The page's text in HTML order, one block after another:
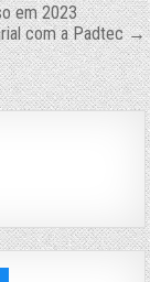
em 2023
com a Padtec →